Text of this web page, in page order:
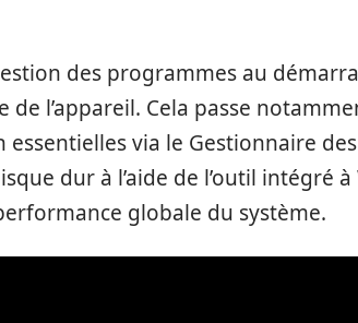
des programmes au
de l’appareil. Cela passe
essentielles via le Gestionnaire
dur à l’aide de l’outil intégré
globale du système.